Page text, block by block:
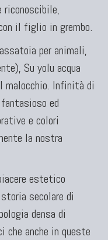
il figlio in grembo.
per animali,
Su yolu acqua
malocchio. Infinità di
ed
e colori
la nostra
estetico
secolare di
densa di
anche in queste